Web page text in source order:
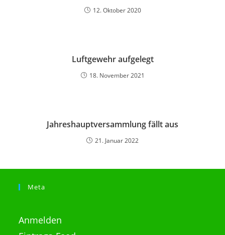
12. Oktober 2020
Luftgewehr aufgelegt
18. November 2021
Jahreshauptversammlung fällt aus
21. Januar 2022
Meta
Anmelden